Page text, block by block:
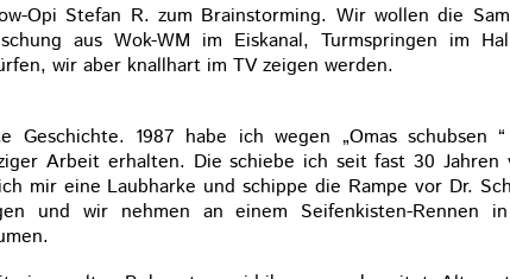
Opi Stefan R. zum Brainstorming. Wir wollen die
aus Wok-WM im Eiskanal, Turmspringen im
wir aber knallhart im TV zeigen werden.
1987 habe ich wegen „Omas schubsen
Arbeit erhalten. Die schiebe ich seit fast 30 Jahren
mir eine Laubharke und schippe die Rampe vor Dr.
und wir nehmen an einem Seifenkisten-Rennen